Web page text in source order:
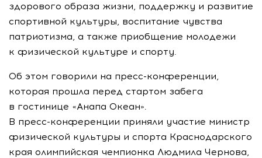
здорового образа жизни, поддержку и развитие
спортивной культуры, воспитание чувства
патриотизма, а также приобщение молодежи
к физической культуре и спорту.
Об этом говорили на пресс-конференции,
которая прошла перед стартом забега
в гостинице «Анапа Океан».
В пресс-конференции приняли участие министр
физической культуры и спорта Краснодарского
края олимпийская чемпионка Людмила Чернова,